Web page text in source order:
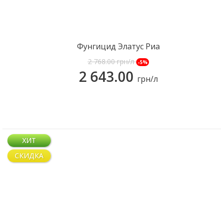
Фунгицид Элатус Риа
2 768.00грн/л -5%
2 643.00 грн/л
ХИТ
СКИДКА